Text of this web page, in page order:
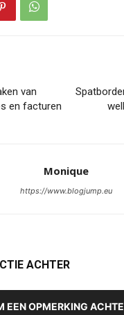
van
en facturen
Monique
https://www.blogjump.eu
ACHTER
EEN OPMERKING